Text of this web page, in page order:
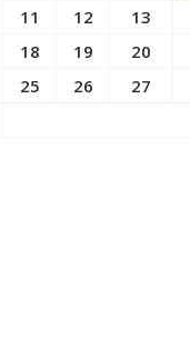
11 12 13
18 19 20
25 26 27